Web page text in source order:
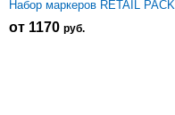
Набор маркеров RETAIL
от 1170 руб.